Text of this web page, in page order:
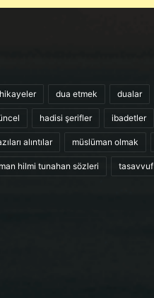
dua etmek dualar
hadisi şerifler ibadetler
alıntılar müslüman olmak
hilmi tunahan sözleri tasavvuf